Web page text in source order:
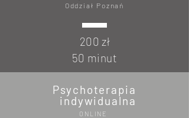
Oddział Poznań
200 zł
50 minut
Psychoterapia
indywidualna
ONLINE